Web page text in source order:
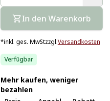
In den Warenkorb
*inkl. ges. MwStzzgl.Versandkosten
Verfügbar
Mehr kaufen, weniger
bezahlen